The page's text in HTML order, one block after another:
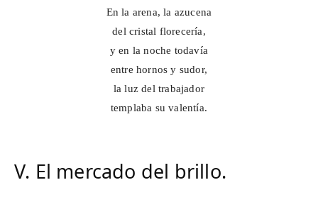
En la arena, la azucena
del cristal florecería,
y en la noche todavía
entre hornos y sudor,
la luz del trabajador
templaba su valentía.
V. El mercado del brillo.